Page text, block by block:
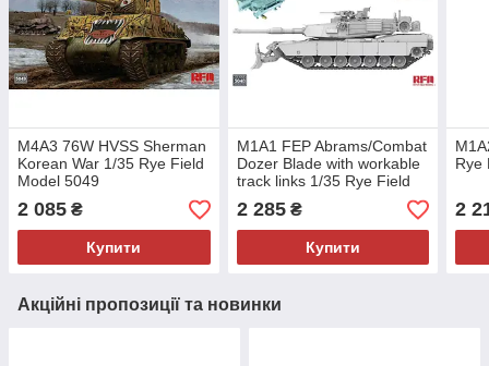
M4A3 76W HVSS Sherman
Korean War 1/35 Rye Field
Model 5049
2 085 ₴
Купити
M1A1 FEP Abrams/Combat
Dozer Blade with workable
track links 1/35 Rye Field
Model 5048
2 285₴
Купити
Rye
2
Акційні пропозиції та новинки